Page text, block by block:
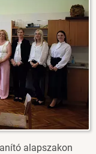
alapszakon